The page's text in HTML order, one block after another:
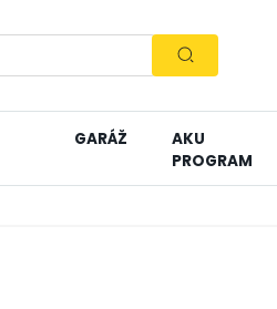
GARÁŽ
AKU
PROGRAM